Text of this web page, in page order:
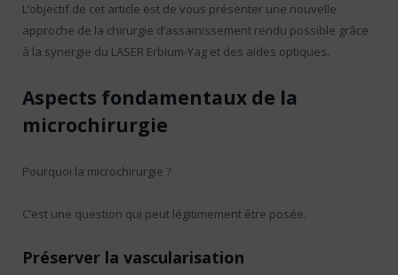
L’objectif de cet article est de vous présenter une nouvelle
approche de la chirurgie d’assainissement rendu possible grâce
à la synergie du LASER Erbium-Yag et des aides optiques.
Aspects fondamentaux de la
microchirurgie
Pourquoi la microchirurgie ?
C’est une question qui peut légitimement être posée.
Préserver la vascularisation